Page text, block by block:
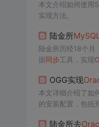
本文介绍如何使用
实现方法。
陆金所
陆金所历经18个月
据同步工具，实现
库架构。
OGG实现
本文详细介绍了如
的安装配置，包括
陆金所去